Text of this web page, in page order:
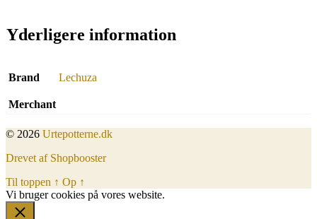
Yderligere information
Brand Lechuza
Merchant
© 2026 Urtepotterne.dk
Drevet af Shopbooster
Til toppen ↑ Op ↑
Vi bruger cookies på vores website.